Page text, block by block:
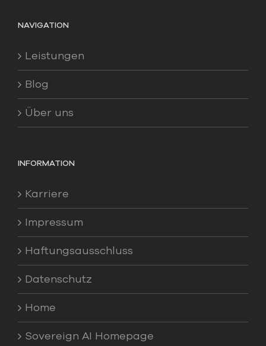
NAVIGATION
Leistungen
Blog
Über uns
INFORMATION
Karriere
Impressum
Haftungsausschluss
Datenschutz
Home
Sovereign AI Homepage